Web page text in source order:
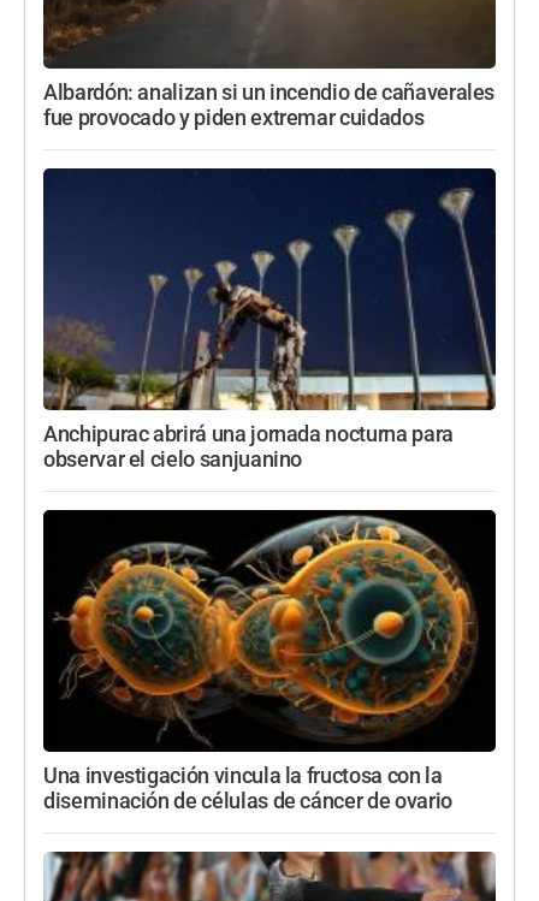
Albardón: analizan si un incendio de cañaverales
fue provocado y piden extremar cuidados
Anchipurac abrirá una jornada nocturna para
observar el cielo sanjuanino
Una investigación vincula la fructosa con la
diseminación de células de cáncer de ovario